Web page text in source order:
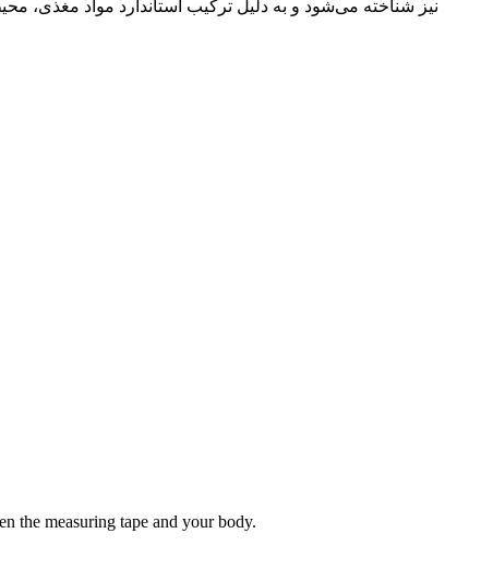
the measuring tape and your body.